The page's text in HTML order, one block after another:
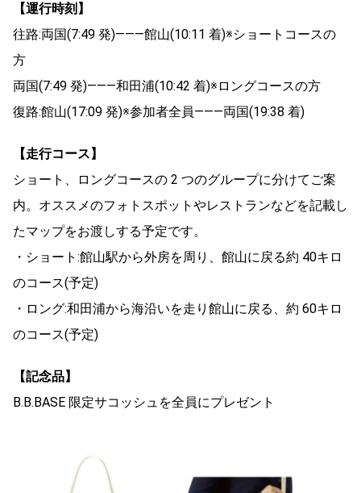
【運行時刻】
往路:両国(7:49 発)―――館山(10:11 着)※ショートコースの
方
両国(7:49 発)―――和田浦(10:42 着)※ロングコースの方
復路:館山(17:09 発)※参加者全員―――両国(19:38 着)
【走行コース】
ショート、ロングコースの 2 つのグループに分けてご案
内。オススメのフォトスポットやレストランなどを記載し
たマップをお渡しする予定です。
・ショート:館山駅から外房を周り、館山に戻る約 40キロ
のコース(予定)
・ロング:和田浦から海沿いを走り館山に戻る、約 60キロ
のコース(予定)
【記念品】
B.B.BASE 限定サコッシュを全員にプレゼント